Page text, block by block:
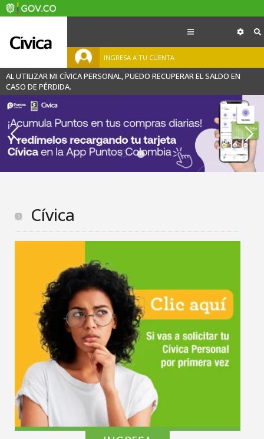
INGRESA A TU CUENTA
AL UTILIZAR MI CÍVICA PERSONAL, PUEDO RECUPERAR EL SALDO EN
CASO DE PÉRDIDA.
Cívica